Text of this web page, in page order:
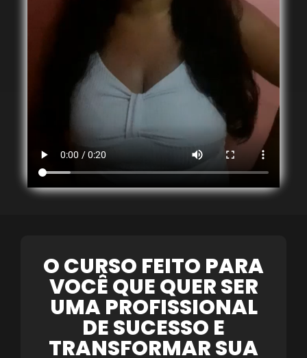
O CURSO FEITO PARA
VOCÊ QUE QUER SER
UMA PROFISSIONAL
DE SUCESSO E
TRANSFORMAR SUA